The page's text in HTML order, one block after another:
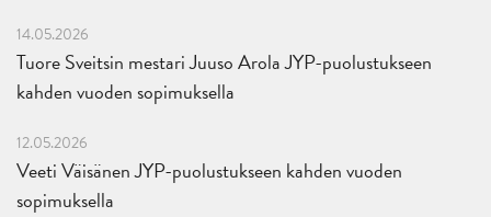
14.05.2026
Tuore Sveitsin mestari Juuso Arola JYP-puolustukseen
kahden vuoden sopimuksella
12.05.2026
Veeti Väisänen JYP-puolustukseen kahden vuoden
sopimuksella